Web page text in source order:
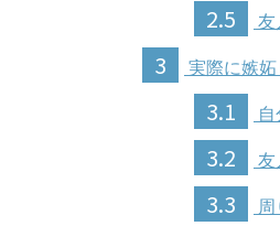
2.5 友
3 実際に嫉妬
3.1
3.2 友
3.3